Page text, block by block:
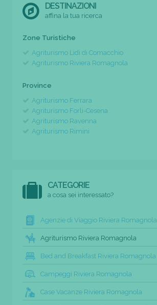
DESTINAZIONI
affina la tua ricerca
Zone Turistiche
Agriturismo Lidi di Comacchio
Agriturismo Riviera Romagnola
Province
Agriturismo Ferrara
Agriturismo Forli-Cesena
Agriturismo Ravenna
Agriturismo Rimini
CATEGORIE
a cosa sei interessato?
Agenzie di Viaggio Riviera Romagnola
Agriturismo Riviera Romagnola
Bed and Breakfast Riviera Romagnola
Campeggi Riviera Romagnola
Case Vacanze Riviera Romagnola